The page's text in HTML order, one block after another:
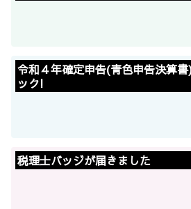
令和４年確定申告(青色申告決算
ック!
税理士バッジが届きました